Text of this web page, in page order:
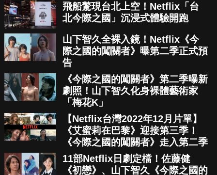
飛船驚現台北上空！Netflix「台
北今際之國」沉浸式體驗開跑
山下智久全裸入鏡！Netflix《今
際之國的闖關者》曝第二季正式預
告
《今際之國的闖關者》第二季曝新
劇照！山下智久化身裸體藝術家
「梅花K」
【Netflix台灣2022年12月片單】
《艾蜜莉在巴黎》迎接第三季！
《今際之國的闖關者》走入第二季
11部Netflix日劇定檔！佐藤健
《初戀》、山下智久《今際之國的